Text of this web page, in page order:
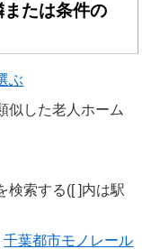
たは条件の
ぶ
似した老人ホーム
検索する([ ]内は駅
千葉都市モノレール